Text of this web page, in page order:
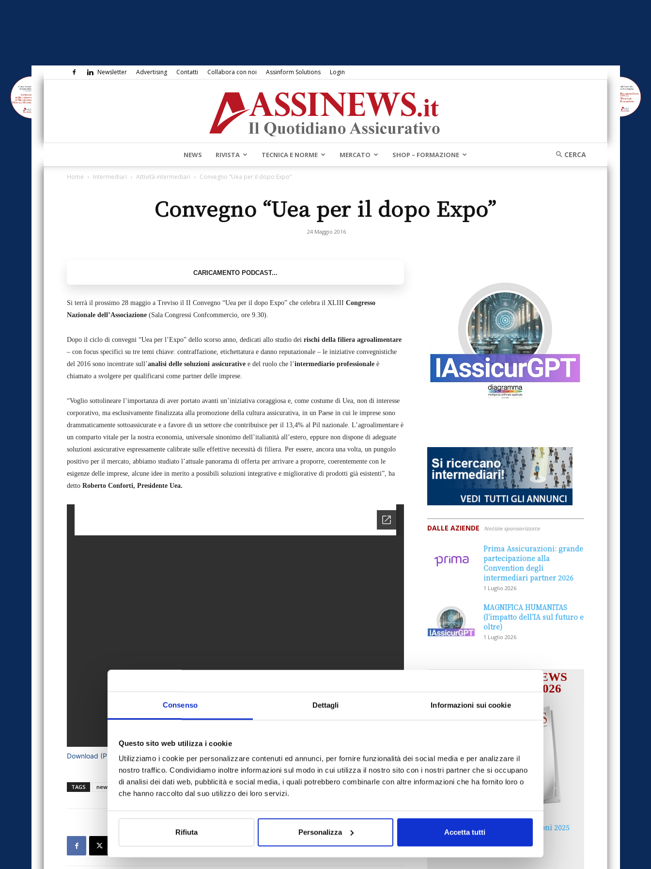
Consenso Dettagli Informazioni sui cookie
Questo sito web utilizza i cookie
Utilizziamo i cookie per personalizzare contenuti ed annunci, per fornire funzionalità dei social media e per analizzare il
nostro traffico. Condividiamo inoltre informazioni sul modo in cui utilizza il nostro sito con i nostri partner che si occupano
di analisi dei dati web, pubblicità e social media, i quali potrebbero combinarle con altre informazioni che ha fornito loro o
che hanno raccolto dal suo utilizzo dei loro servizi.
Rifiuta Personalizza Accetta tutti
Newsletter Advertising Contatti Collabora con noi Assinform Solutions Login
Assinews.it
NEWS RIVISTA TECNICA E NORME MERCATO SHOP – FORMAZIONE
Home Intermediari Attività intermediari Convegno “Uea per il dopo Expo”
Convegno “Uea per il dopo Expo”
24 Maggio 2016
Si terrà il prossimo 28 maggio a Treviso il II Convegno “Uea per il dopo Expo” che celebra il XLIII Congresso
Nazionale dell’Associazione (Sala Congressi Confcommercio, ore 9.30).
Dopo il ciclo di convegni “Uea per l’Expo” dello scorso anno, dedicati allo studio dei rischi della filiera agroalimentare
– con focus specifici su tre temi chiave: contraffazione, etichettatura e danno reputazionale – le iniziative convegnistiche
del 2016 sono incentrate sull’analisi delle soluzioni assicurative e del ruolo che l’intermediario professionale è
chiamato a svolgere per qualificarsi come partner delle imprese.
“Voglio sottolineare l’importanza di aver portato avanti un’iniziativa coraggiosa e, come costume di Uea, non di interesse
corporativo, ma esclusivamente finalizzata alla promozione della cultura assicurativa, in un Paese in cui le imprese sono
drammaticamente sottoassicurate e a favore di un settore che contribuisce per il 13,4% al Pil nazionale. L’agroalimentare è
un comparto vitale per la nostra economia, universale sinonimo dell’italianità all’estero, eppure non dispone di adeguate
soluzioni assicurative espressamente calibrate sulle effettive necessità di filiera. Per essere, ancora una volta, un pungolo
positivo per il mercato, abbiamo studiato l’attuale panorama di offerta per arrivare a proporre, coerentemente con le
esigenze delle imprese, alcune idee in merito a possibili soluzioni integrative e migliorative di prodotti già esistenti”, ha
detto Roberto Conforti, Presidente Uea.
Download (PDF, Sconosciuto)
TAGS news Roberto Conforti UEA
DALLE AZIENDE Notizie sponsorizzate
Prima Assicurazioni: grande
partecipazione alla
Convention degli
intermediari partner 2026
1 Luglio 2026
MAGNIFICA HUMANITAS
(l’impatto dell’IA sul futuro e
oltre)
1 Luglio 2026
IL MENSILE ASSINEWS
LUGLIO-AGOSTO 2026
Reclami e sanzioni 2025